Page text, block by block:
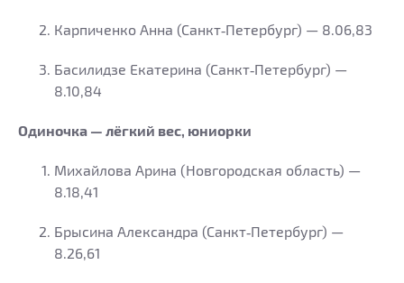
Карпиченко Анна (Санкт‑Петербург) — 8.06,83
Басилидзе Екатерина (Санкт‑Петербург) —
8.10,84
Одиночка — лёгкий вес, юниорки
Михайлова Арина (Новгородская область) —
8.18,41
Брысина Александра (Санкт‑Петербург) —
8.26,61